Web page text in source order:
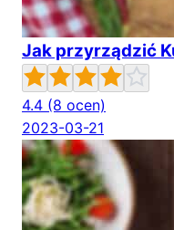
Jak przyrządzić
4.4 (8 ocen)
2023-03-21